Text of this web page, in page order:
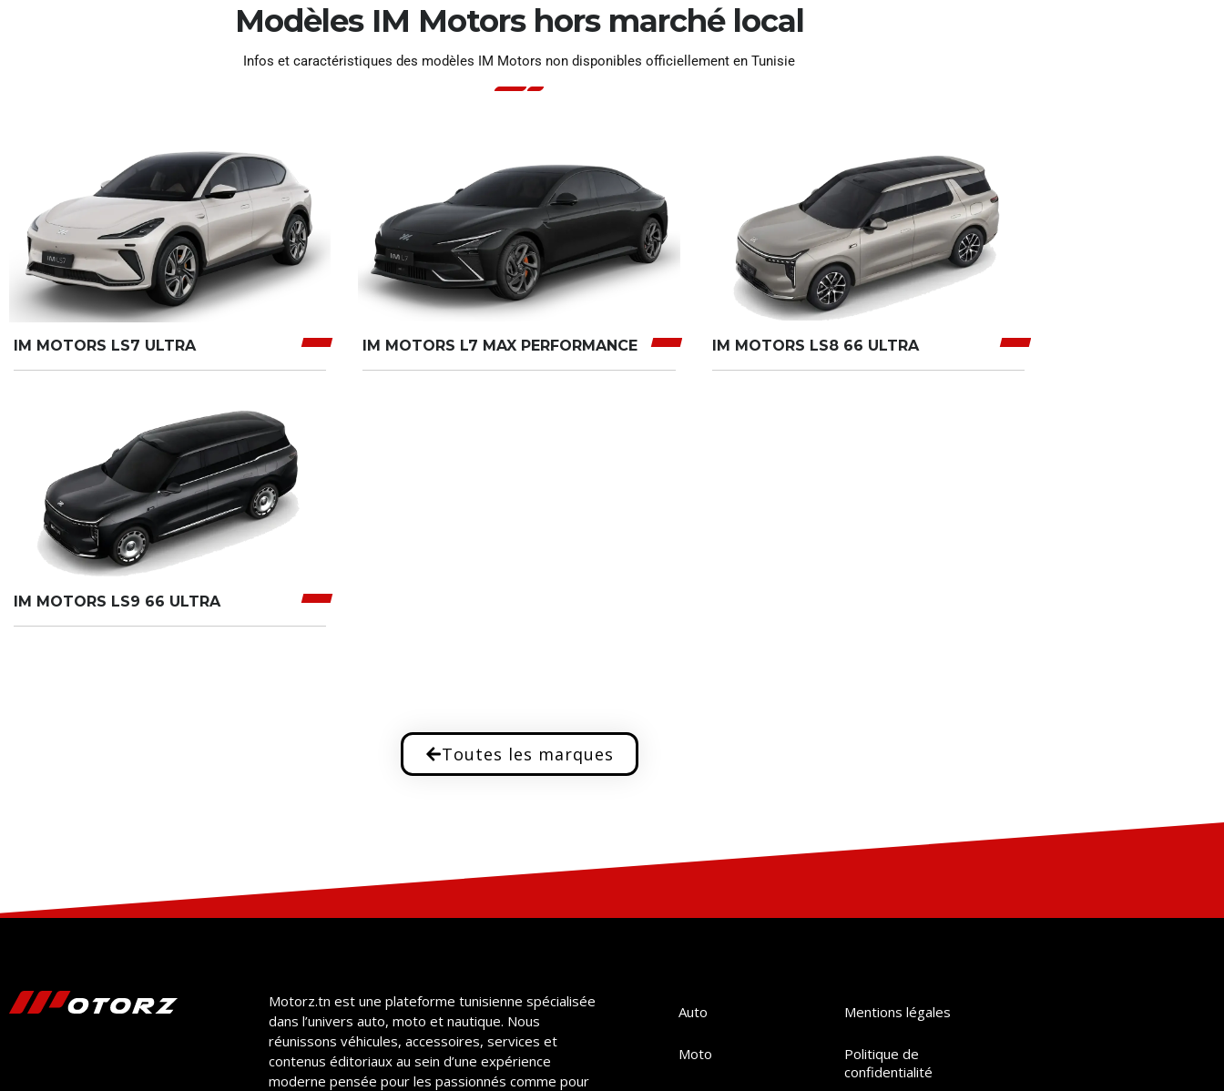
Modèles IM Motors hors marché local
Infos et caractéristiques des modèles IM Motors non disponibles officiellement en Tunisie
IM MOTORS LS7 ULTRA IM MOTORS L7 MAX PERFORMANCE IM MOTORS LS8 66 ULTRA
IM MOTORS LS9 66 ULTRA
Toutes les marques
Motorz.tn est une plateforme tunisienne spécialisée
dans l’univers auto, moto et nautique. Nous
réunissons véhicules, accessoires, services et
contenus éditoriaux au sein d’une expérience
moderne pensée pour les passionnés comme pour
Auto
Moto
Mentions légales
Politique de
confidentialité